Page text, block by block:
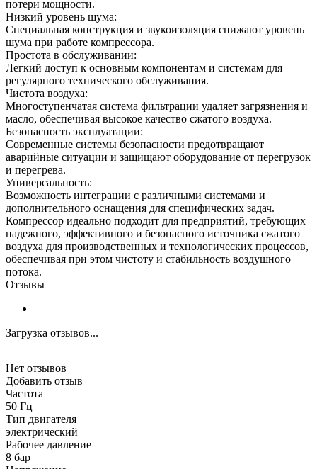
потери мощности.
Низкий уровень шума:
Специальная конструкция и звукоизоляция снижают уровень
шума при работе компрессора.
Простота в обслуживании:
Легкий доступ к основным компонентам и системам для
регулярного технического обслуживания.
Чистота воздуха:
Многоступенчатая система фильтрации удаляет загрязнения и
масло, обеспечивая высокое качество сжатого воздуха.
Безопасность эксплуатации:
Современные системы безопасности предотвращают
аварийные ситуации и защищают оборудование от перегрузок
и перегрева.
Универсальность:
Возможность интеграции с различными системами и
дополнительного оснащения для специфических задач.
Компрессор идеально подходит для предприятий, требующих
надежного, эффективного и безопасного источника сжатого
воздуха для производственных и технологических процессов,
обеспечивая при этом чистоту и стабильность воздушного
потока.
Отзывы
Загрузка отзывов...
Нет отзывов
Добавить отзыв
Частота
50 Гц
Тип двигателя
электрический
Рабочее давление
8 бар